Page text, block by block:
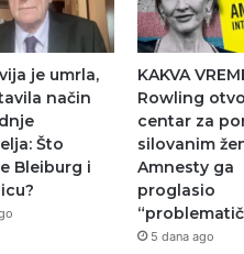
je umrla,
način
Što
Bleiburg i
KAKVA
Rowling
centar za
silovanim
Amnesty ga
proglasio
5 dana ago